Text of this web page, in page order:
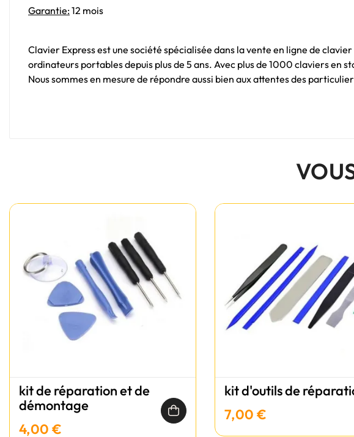
Garantie:12 mois
Clavier Express est une société spécialisée dans la vente en ligne de
ordinateurs portables depuis plus de 5 ans. Avec plus de 1000 claviers en
Nous sommes en mesure de répondre aussi bien aux attentes des
kit de réparation et de
démontage
4,00 €
kit d'outils de
7,00 €